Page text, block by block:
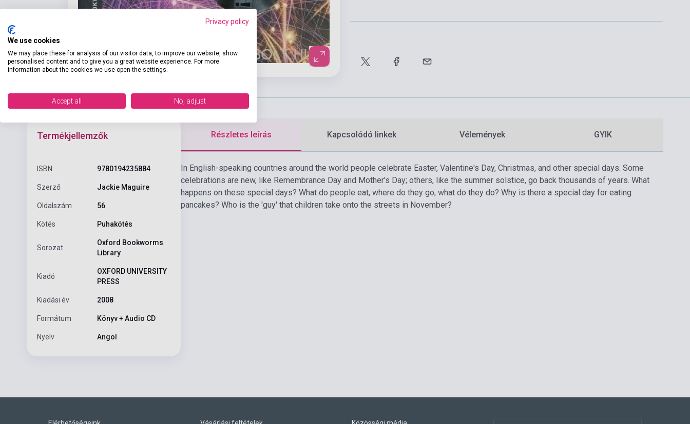
Termékjellemzők
ISBN 9780194235884
Szerző Jackie Maguire
Oldalszám 56
Kötés Puhakötés
Sorozat
Oxford Bookworms
Library
Kiadó
OXFORD UNIVERSITY
PRESS
Kiadási év 2008
Formátum Könyv + Audio CD
Nyelv Angol
Részletes leírás Kapcsolódó linkek Vélemények GYIK
In English-speaking countries around the world people celebrate Easter, Valentine's Day, Christmas, and other special days. Some
celebrations are new, like Remembrance Day and Mother's Day; others, like the summer solstice, go back thousands of years. What
happens on these special days? What do people eat, where do they go, what do they do? Why is there a special day for eating
pancakes? Who is the 'guy' that children take onto the streets in November?
Privacy policy
We use cookies
We may place these for analysis of our visitor data, to improve our website, show
personalised content and to give you a great website experience. For more
information about the cookies we use open the settings.
Accept all No, adjust